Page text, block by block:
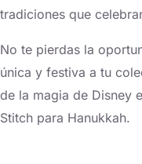
tradiciones que
No te pierdas la
única y festiva a tu
de la magia de Disney
Stitch para Hanukkah.